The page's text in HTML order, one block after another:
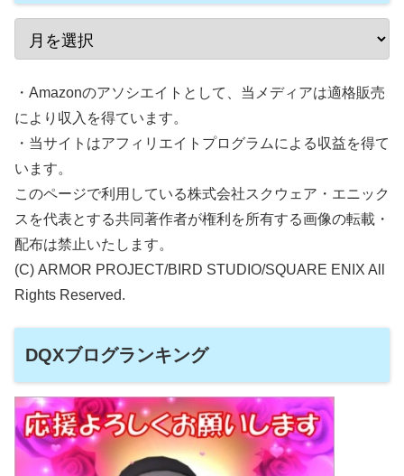
・Amazonのアソシエイトとして、当メディアは適格販売
により収入を得ています。
・当サイトはアフィリエイトプログラムによる収益を得て
います。
このページで利用している株式会社スクウェア・エニック
スを代表とする共同著作者が権利を所有する画像の転載・
配布は禁止いたします。
(C) ARMOR PROJECT/BIRD STUDIO/SQUARE ENIX All
Rights Reserved.
DQXブログランキング